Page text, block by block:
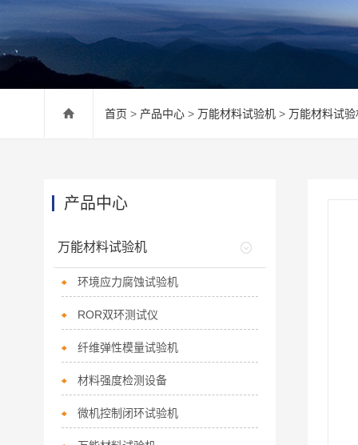
首页 > 产品中心 > 万能材料试验机 > 万能材料试验
产品中心
万能材料试验机
环境应力腐蚀试验机
ROR双环测试仪
纤维弹性模量试验机
材料强度检测设备
微机控制闭环试验机